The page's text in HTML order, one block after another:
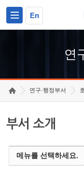
En
연
연구·행정부서
부서 소개
메뉴를 선택하세요.